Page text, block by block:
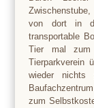
von dort in
transportable
Tier mal zum
Tierparkverein
wieder nichts
zum